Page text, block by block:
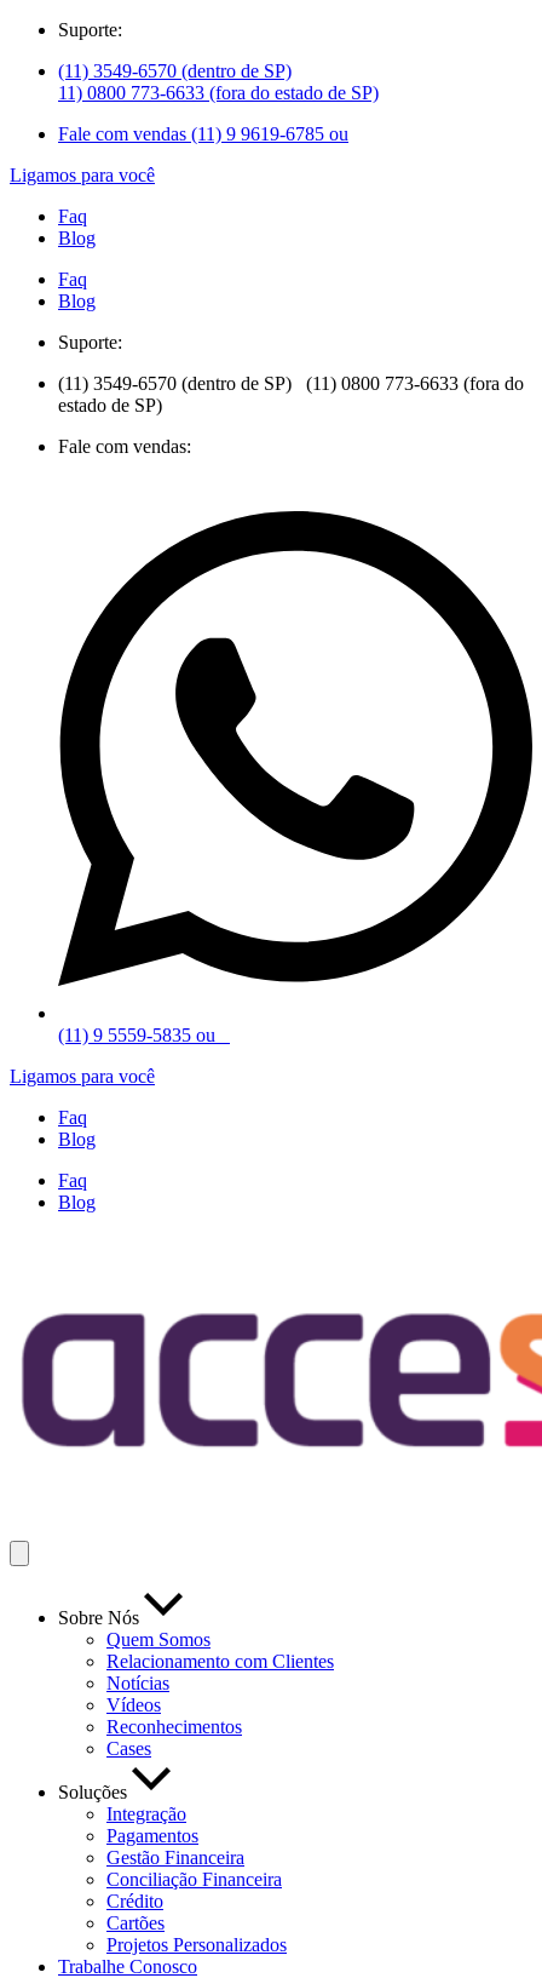
Suporte:
(11) 3549-6570 (dentro de SP)
11) 0800 773-6633 (fora do estado de SP)
Fale com vendas (11) 9 9619-6785 ou
Ligamos para você
Faq
Blog
Faq
Blog
Suporte:
(11) 3549-6570 (dentro de SP) (11) 0800 773-6633 (fora do
estado de SP)
Fale com vendas:
(11) 9 5559-5835 ou
Ligamos para você
Faq
Blog
Faq
Blog
Sobre Nós
Quem Somos
Relacionamento com Clientes
Notícias
Vídeos
Reconhecimentos
Cases
Soluções
Integração
Pagamentos
Gestão Financeira
Conciliação Financeira
Crédito
Cartões
Projetos Personalizados
Trabalhe Conosco